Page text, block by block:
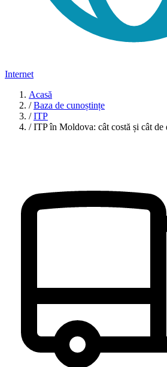
Internet
Acasă
/ Baza de cunoștințe
/ ITP
/ ITP în Moldova: cât costă și cât de